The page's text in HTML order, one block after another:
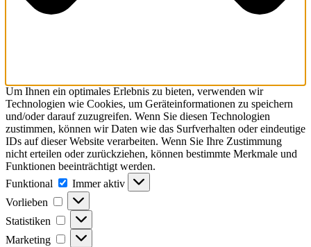
Um Ihnen ein optimales Erlebnis zu bieten, verwenden wir
Technologien wie Cookies, um Geräteinformationen zu speichern
und/oder darauf zuzugreifen. Wenn Sie diesen Technologien
zustimmen, können wir Daten wie das Surfverhalten oder eindeutige
IDs auf dieser Website verarbeiten. Wenn Sie Ihre Zustimmung
nicht erteilen oder zurückziehen, können bestimmte Merkmale und
Funktionen beeinträchtigt werden.
Funktional
Funktional
Immer aktiv
Vorlieben
Vorlieben
Statistiken Statistiken
Marketing Marketing